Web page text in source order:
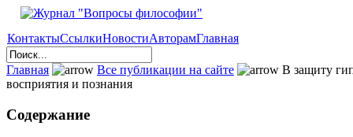
КонтактыСсылкиНовостиАвторамГлавная
Главная Все публикации на сайте
В защиту
восприятия и познания
Содержание